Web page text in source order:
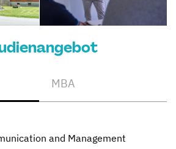
MBA
and Management